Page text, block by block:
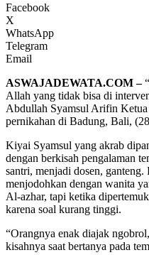
Facebook
X
WhatsApp
Telegram
Email
ASWAJADEWATA.COM –
Allah yang tidak bisa di
Abdullah Syamsul Arifin Ketua
pernikahan di Badung, Bali,
Kiyai Syamsul yang akrab
dengan berkisah pengalaman
santri, menjadi dosen,
menjodohkan dengan wanita
Al-azhar, tapi ketika
karena soal kurang tinggi.
“Orangnya enak diajak
kisahnya saat bertanya pada